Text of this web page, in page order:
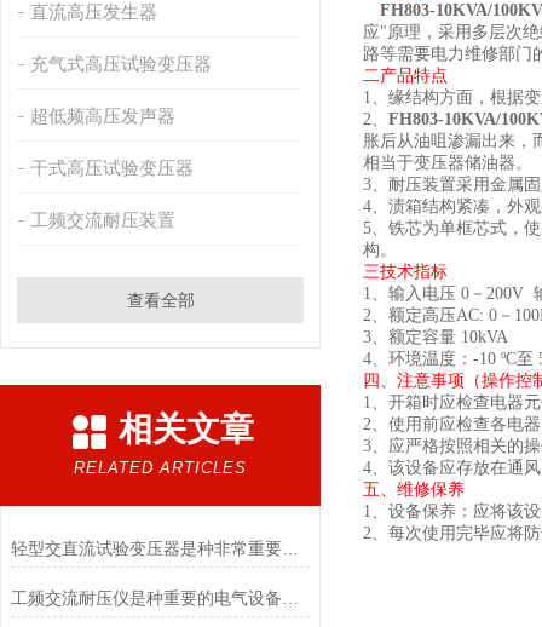
直流高压发生器
充气式高压试验变压器
超低频高压发声器
干式高压试验变压器
工频交流耐压装置
查看全部
相关文章
RELATED ARTICLES
轻型交直流试验变压器是种非常重要的电气试验设备
FH803-10KVA/100KV
应"原理，采用多层次
路等需要电力维修部门
二产品特点
1、 缘结构方面，根据
2、 FH803-10KVA/
胀后从油咀渗漏出来，
相当于变压器储油器。
3、 耐压装置采用金属
4、 渍箱结构紧凑，外
5、 铁芯为单框芯式，
构。
三技术指标
1、 输入电压 0 － 200V
2、 额定高压AC: 0 －
3、 额定容量 10kVA
4、环境温度： -10 ºC至
四、 注意事项 （操作控
1、 开箱时应检查电器
2、 使用前应检查各电
3、 应严格按照相关的
4、 该设备应存放在通
五、 维修保养
1、设备保养：应将该
2、每次使用完毕应将